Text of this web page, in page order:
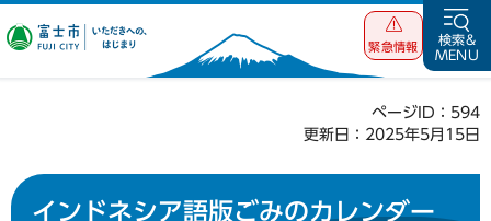
富士市 いただ
緊急情報
検索&
MENU
ページID：594
更新日：2025年5月15日
インドネシア語版ごみのカレンダー